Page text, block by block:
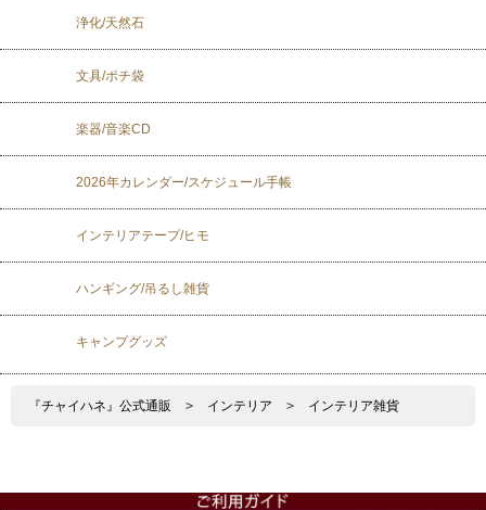
浄化/天然石
文具/ポチ袋
楽器/音楽CD
2026年カレンダー/スケジュール手帳
インテリアテープ/ヒモ
ハンギング/吊るし雑貨
キャンプグッズ
『チャイハネ』公式通販 > インテリア > インテリア雑貨